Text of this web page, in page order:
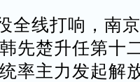
全线打响，南
先楚升任第十
率主力发起解